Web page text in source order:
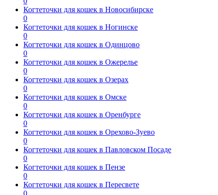
Когтеточки для кошек в Новосибирске
0
Когтеточки для кошек в Ногинске
0
Когтеточки для кошек в Одинцово
0
Когтеточки для кошек в Ожерелье
0
Когтеточки для кошек в Озерах
0
Когтеточки для кошек в Омске
0
Когтеточки для кошек в Оренбурге
0
Когтеточки для кошек в Орехово-Зуево
0
Когтеточки для кошек в Павловском Посаде
0
Когтеточки для кошек в Пензе
0
Когтеточки для кошек в Пересвете
0